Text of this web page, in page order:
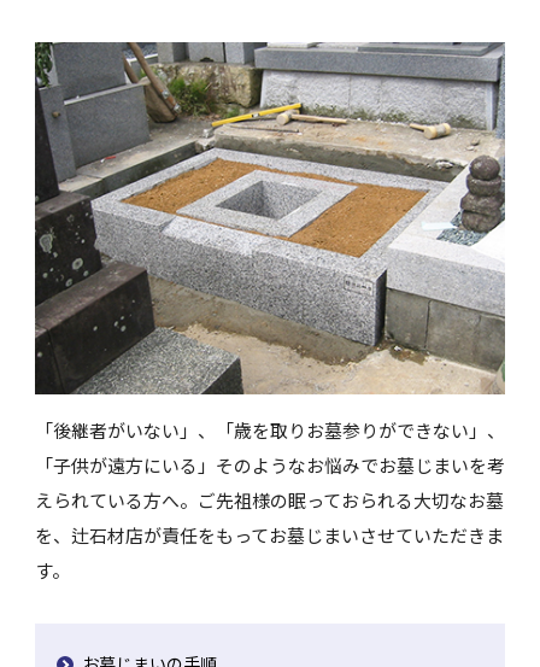
「後継者がいない」、「歳を取りお墓参りができない」、
「子供が遠方にいる」そのようなお悩みでお墓じまいを考
えられている方へ。ご先祖様の眠っておられる大切なお墓
を、辻石材店が責任をもってお墓じまいさせていただきま
す。